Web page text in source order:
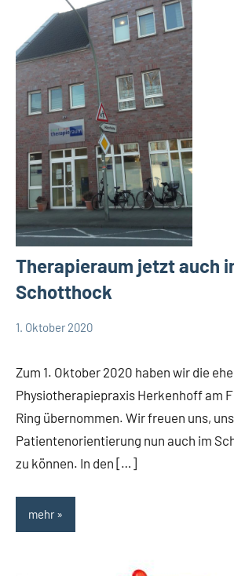
Therapieraum jetzt auch
Schotthock
1. Oktober 2020
Zum 1. Oktober 2020 haben wir die
Physiotherapiepraxis Herkenhoff am
Ring übernommen. Wir freuen uns,
Patientenorientierung nun auch im
zu können. In den […]
mehr